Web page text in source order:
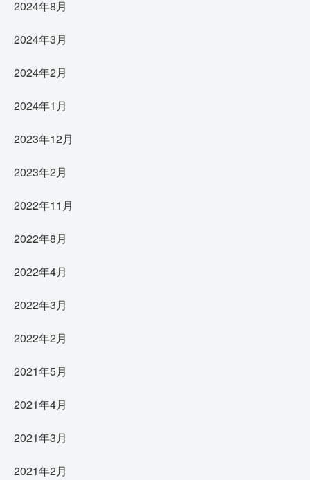
2024年8月
2024年3月
2024年2月
2024年1月
2023年12月
2023年2月
2022年11月
2022年8月
2022年4月
2022年3月
2022年2月
2021年5月
2021年4月
2021年3月
2021年2月